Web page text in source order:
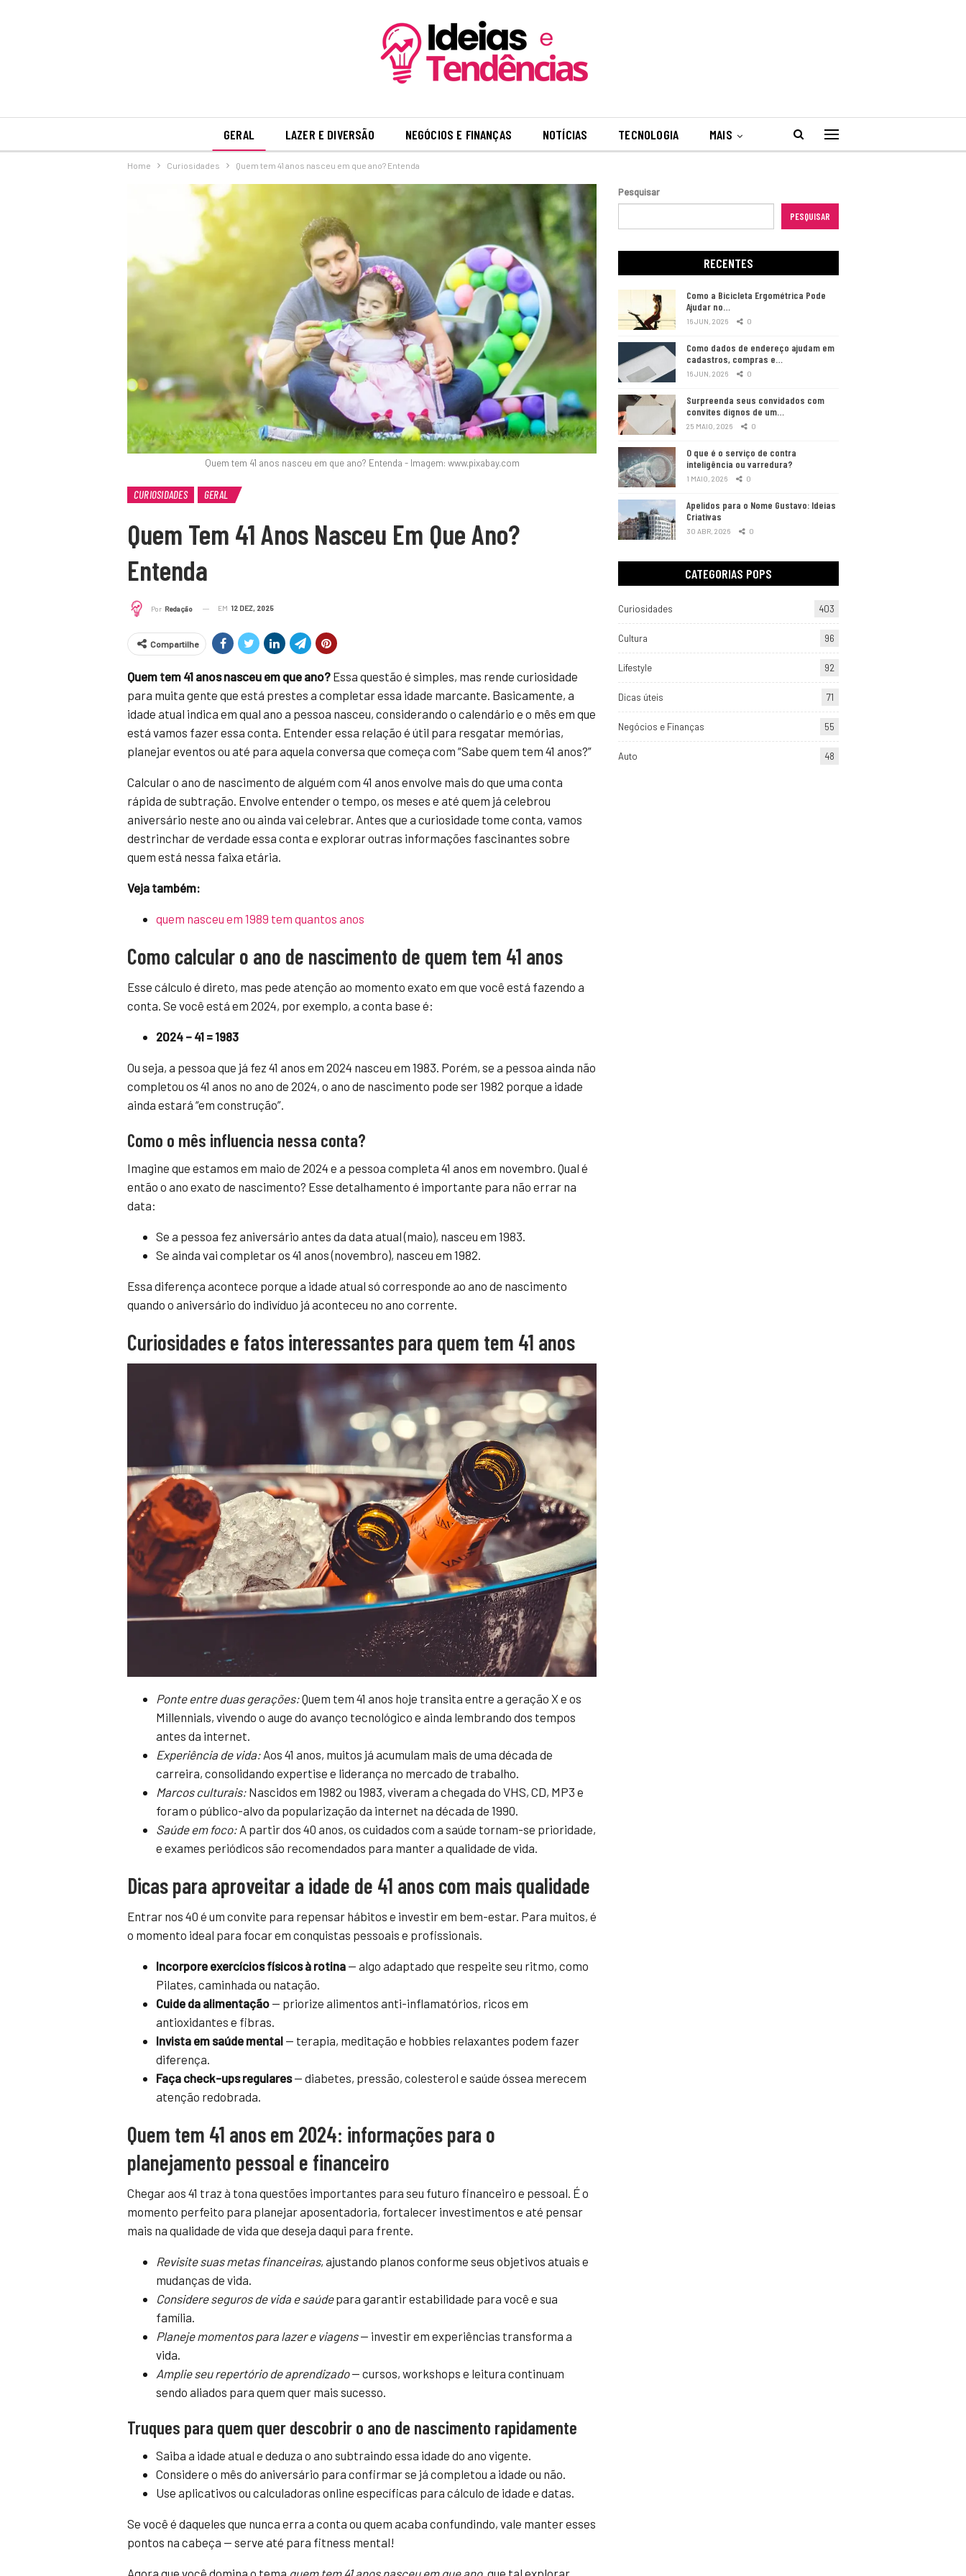
GERAL LAZER E DIVERSÃO NEGÓCIOS E FINANÇAS NOTÍCIAS TECNOLOGIA MAIS
Home Curiosidades Quem tem 41 anos nasceu em que ano? Entenda
Quem tem 41 anos nasceu em que ano? Entenda - Imagem: www.pixabay.com
CURIOSIDADES GERAL
Quem Tem 41 Anos Nasceu Em Que Ano?
Entenda
Por Redação EM 12 DEZ, 2025
Compartilhe
Quem tem 41 anos nasceu em que ano? Essa questão é simples, mas rende curiosidade
para muita gente que está prestes a completar essa idade marcante. Basicamente, a
idade atual indica em qual ano a pessoa nasceu, considerando o calendário e o mês em que
está vamos fazer essa conta. Entender essa relação é útil para resgatar memórias,
planejar eventos ou até para aquela conversa que começa com “Sabe quem tem 41 anos?”
Calcular o ano de nascimento de alguém com 41 anos envolve mais do que uma conta
rápida de subtração. Envolve entender o tempo, os meses e até quem já celebrou
aniversário neste ano ou ainda vai celebrar. Antes que a curiosidade tome conta, vamos
destrinchar de verdade essa conta e explorar outras informações fascinantes sobre
quem está nessa faixa etária.
Veja também:
quem nasceu em 1989 tem quantos anos
Como calcular o ano de nascimento de quem tem 41 anos
Esse cálculo é direto, mas pede atenção ao momento exato em que você está fazendo a
conta. Se você está em 2024, por exemplo, a conta base é:
2024 – 41 = 1983
Ou seja, a pessoa que já fez 41 anos em 2024 nasceu em 1983. Porém, se a pessoa ainda não
completou os 41 anos no ano de 2024, o ano de nascimento pode ser 1982 porque a idade
ainda estará “em construção”.
Como o mês influencia nessa conta?
Imagine que estamos em maio de 2024 e a pessoa completa 41 anos em novembro. Qual é
então o ano exato de nascimento? Esse detalhamento é importante para não errar na
data:
Se a pessoa fez aniversário antes da data atual (maio), nasceu em 1983.
Se ainda vai completar os 41 anos (novembro), nasceu em 1982.
Essa diferença acontece porque a idade atual só corresponde ao ano de nascimento
quando o aniversário do indivíduo já aconteceu no ano corrente.
Curiosidades e fatos interessantes para quem tem 41 anos
Ponte entre duas gerações:Quem tem 41 anos hoje transita entre a geração X e os
Millennials, vivendo o auge do avanço tecnológico e ainda lembrando dos tempos
antes da internet.
Experiência de vida: Aos 41 anos, muitos já acumulam mais de uma década de
carreira, consolidando expertise e liderança no mercado de trabalho.
Marcos culturais: Nascidos em 1982 ou 1983, viveram a chegada do VHS, CD, MP3 e
foram o público-alvo da popularização da internet na década de 1990.
Saúde em foco: A partir dos 40 anos, os cuidados com a saúde tornam-se prioridade,
e exames periódicos são recomendados para manter a qualidade de vida.
Dicas para aproveitar a idade de 41 anos com mais qualidade
Entrar nos 40 é um convite para repensar hábitos e investir em bem-estar. Para muitos, é
o momento ideal para focar em conquistas pessoais e profissionais.
Incorpore exercícios físicos à rotina — algo adaptado que respeite seu ritmo, como
Pilates, caminhada ou natação.
Cuide da alimentação — priorize alimentos anti-inflamatórios, ricos em
antioxidantes e fibras.
Invista em saúde mental — terapia, meditação e hobbies relaxantes podem fazer
diferença.
Faça check-ups regulares— diabetes, pressão, colesterol e saúde óssea merecem
atenção redobrada.
Quem tem 41 anos em 2024: informações para o
planejamento pessoal e financeiro
Chegar aos 41 traz à tona questões importantes para seu futuro financeiro e pessoal. É o
momento perfeito para planejar aposentadoria, fortalecer investimentos e até pensar
mais na qualidade de vida que deseja daqui para frente.
Revisite suas metas financeiras, ajustando planos conforme seus objetivos atuais e
mudanças de vida.
Considere seguros de vida e saúdepara garantir estabilidade para você e sua
família.
Planeje momentos para lazer e viagens— investir em experiências transforma a
vida.
Amplie seu repertório de aprendizado— cursos, workshops e leitura continuam
sendo aliados para quem quer mais sucesso.
Truques para quem quer descobrir o ano de nascimento rapidamente
Saiba a idade atual e deduza o ano subtraindo essa idade do ano vigente.
Considere o mês do aniversário para confirmar se já completou a idade ou não.
Use aplicativos ou calculadoras online específicas para cálculo de idade e datas.
Se você é daqueles que nunca erra a conta ou quem acaba confundindo, vale manter esses
pontos na cabeça — serve até para fitness mental!
Agora que você domina o tema quem tem 41 anos nasceu em que ano, que tal explorar
Pesquisar
PESQUISAR
RECENTES
Como a Bicicleta Ergométrica Pode
Ajudar no…
16 JUN, 2026 0
Como dados de endereço ajudam em
cadastros, compras e…
16 JUN, 2026 0
Surpreenda seus convidados com
convites dignos de um…
25 MAIO, 2026 0
O que é o serviço de contra
inteligência ou varredura?
1 MAIO, 2026 0
Apelidos para o Nome Gustavo: Ideias
Criativas
30 ABR, 2026 0
CATEGORIAS POPS
Curiosidades 403
Cultura 96
Lifestyle 92
Dicas úteis 71
Negócios e Finanças 55
Auto 48